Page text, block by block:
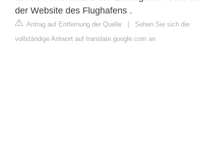
der Website des Flughafens .
Antrag auf Entfernung der Quelle | Sehen Sie sich die
vollständige Antwort auf translate.google.com an